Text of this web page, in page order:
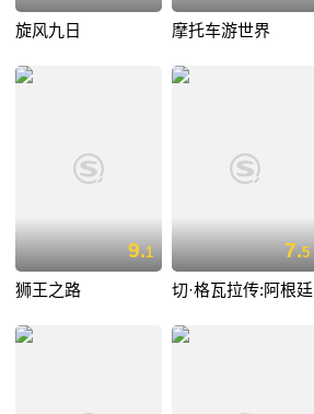
旋风九日 摩托车游世界
9.1
狮王之路
7.5
切·格瓦拉传:阿根廷